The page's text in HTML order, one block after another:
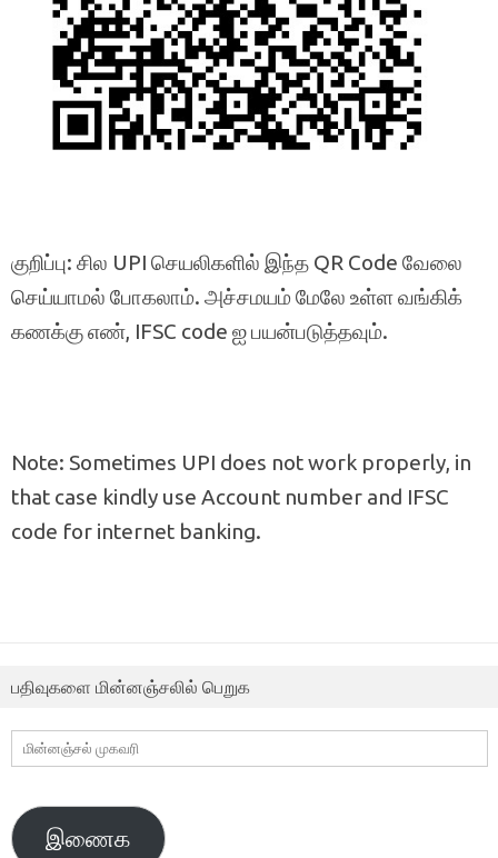
குறிப்பு: சில UPI செயலிகளில் இந்த QR Code வேலை
செய்யாமல் போகலாம். அச்சமயம் மேலே உள்ள வங்கிக்
கணக்கு எண், IFSC code ஐ பயன்படுத்தவும்.
Note: Sometimes UPI does not work properly, in
that case kindly use Account number and IFSC
code for internet banking.
பதிவுகளை மின்னஞ்சலில் பெறுக
மின்னஞ்சல்
முகவரி
இணைக